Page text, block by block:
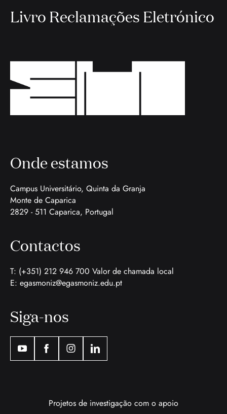
Livro Reclamações Eletrónico
Onde estamos
Campus Universitário, Quinta da Granja
Monte de Caparica
2829 - 511 Caparica, Portugal
Contactos
T: (+351) 212 946 700 Valor de chamada local
E: egasmoniz@egasmoniz.edu.pt
Siga-nos
Projetos de investigação com o apoio